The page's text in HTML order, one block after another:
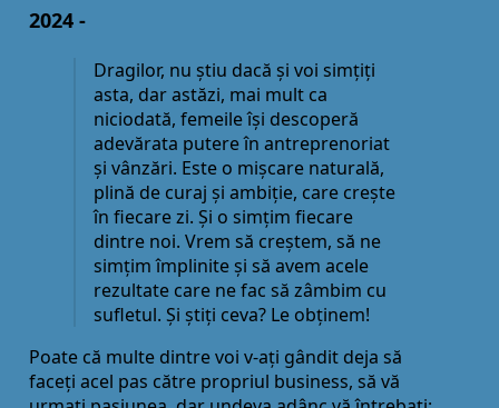
2024 -
Dragilor, nu știu dacă și voi simţiţi
asta, dar astăzi, mai mult ca
niciodată, femeile își descoperă
adevărata putere în antreprenoriat
și vânzări. Este o mișcare naturală,
plină de curaj și ambiţie, care crește
în fiecare zi. Și o simţim fiecare
dintre noi. Vrem să creștem, să ne
simţim împlinite și să avem acele
rezultate care ne fac să zâmbim cu
sufletul. Și știţi ceva? Le obţinem!
Poate că multe dintre voi v-aţi gândit deja să
faceţi acel pas către propriul business, să vă